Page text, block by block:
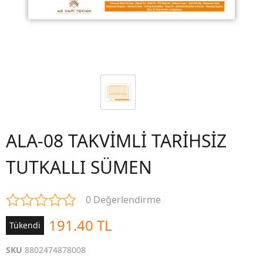
ALA-08 TAKVİMLİ TARİHSİZ
TUTKALLI SÜMEN
0 Değerlendirme
Tükendi 191.40 TL
SKU 8802474878008